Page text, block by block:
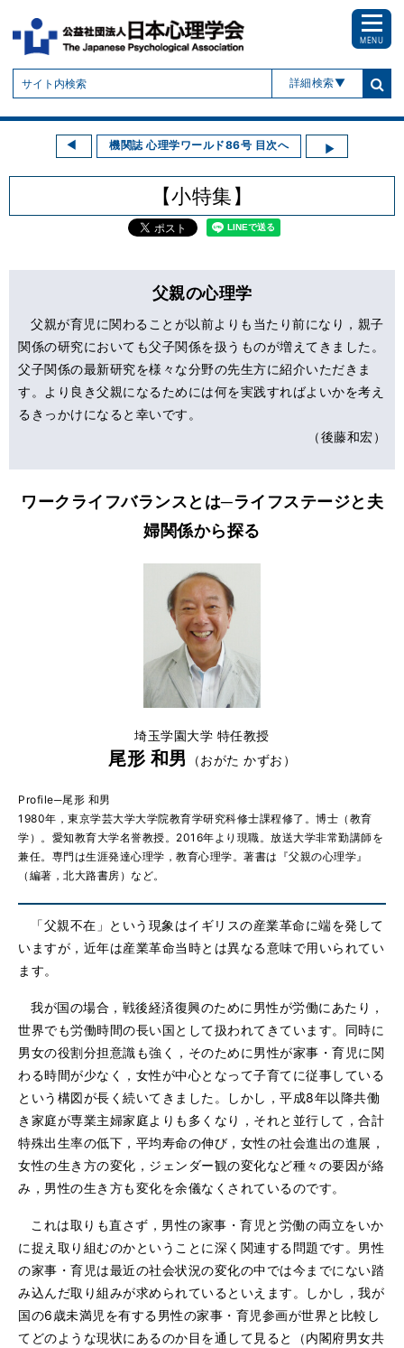
詳細検索
MENU
機関誌 心理学ワールド86号 目次へ
【小特集】
父親の心理学
父親が育児に関わることが以前よりも当たり前になり，親子
関係の研究においても父子関係を扱うものが増えてきました。
父子関係の最新研究を様々な分野の先生方に紹介いただきま
す。より良き父親になるためには何を実践すればよいかを考え
るきっかけになると幸いです。
（後藤和宏）
ワークライフバランスとは─ライフステージと夫
婦関係から探る
埼玉学園大学 特任教授
尾形 和男 （おがた かずお）
Profile─尾形 和男
1980年，東京学芸大学大学院教育学研究科修士課程修了。博士（教育
学）。愛知教育大学名誉教授。2016年より現職。放送大学非常勤講師を
兼任。専門は生涯発達心理学，教育心理学。著書は『父親の心理学』
（編著，北大路書房）など。
「父親不在」という現象はイギリスの産業革命に端を発して
いますが，近年は産業革命当時とは異なる意味で用いられてい
ます。
我が国の場合，戦後経済復興のために男性が労働にあたり，
世界でも労働時間の長い国として扱われてきています。同時に
男女の役割分担意識も強く，そのために男性が家事・育児に関
わる時間が少なく，女性が中心となって子育てに従事している
という構図が長く続いてきました。しかし，平成8年以降共働
き家庭が専業主婦家庭よりも多くなり，それと並行して，合計
特殊出生率の低下，平均寿命の伸び，女性の社会進出の進展，
女性の生き方の変化，ジェンダー観の変化など種々の要因が絡
み，男性の生き方も変化を余儀なくされているのです。
これは取りも直さず，男性の家事・育児と労働の両立をいか
に捉え取り組むのかということに深く関連する問題です。男性
の家事・育児は最近の社会状況の変化の中では今までにない踏
み込んだ取り組みが求められているといえます。しかし，我が
国の6歳未満児を有する男性の家事・育児参画が世界と比較し
てどのような現状にあるのか目を通して見ると（内閣府男女共